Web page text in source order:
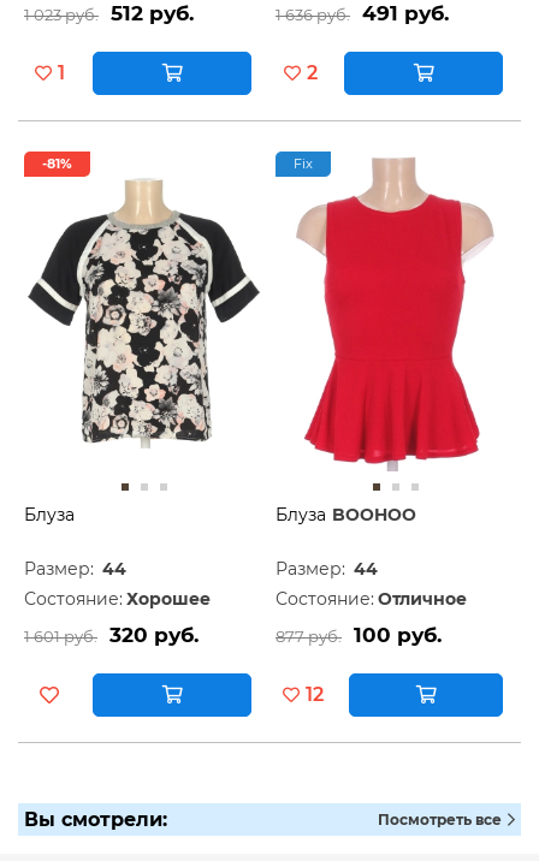
1 023 руб. 512 руб.
1
1 636 руб. 491 руб.
2
-81%
Блуза
Размер: 44
Состояние: Хорошее
1 601 руб. 320 руб.
Fix
Блуза BOOHOO
Размер: 44
Состояние: Отличное
877 руб. 100 руб.
12
Вы смотрели: Посмотреть все